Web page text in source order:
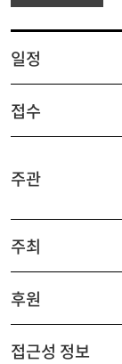
일정
접수
주관
주최
후원
접근성 정보